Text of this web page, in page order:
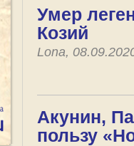
Умер
Козий
Lona,
Акунин,
пользу